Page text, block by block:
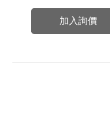
加入詢價